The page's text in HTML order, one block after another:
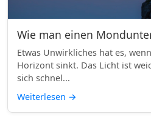
Wie man einen
Etwas Unwirkliches hat es,
Horizont sinkt. Das Licht ist
sich schnel...
Weiterlesen →